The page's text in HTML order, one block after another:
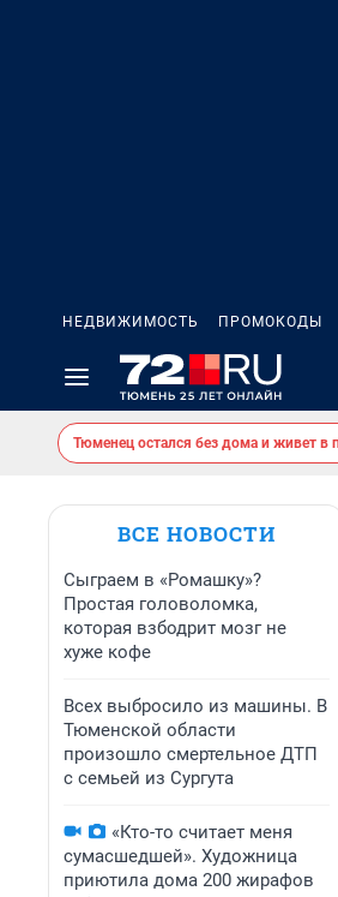
НЕДВИЖИМОСТЬ ПРОМОКОДЫ
Тюменец остался без дома и живет в
ВСЕ НОВОСТИ
Сыграем в «Ромашку»?
Простая головоломка,
которая взбодрит мозг не
хуже кофе
Всех выбросило из машины. В
Тюменской области
произошло смертельное ДТП
с семьей из Сургута
«Кто-то считает меня
сумасшедшей». Художница
приютила дома 200 жирафов